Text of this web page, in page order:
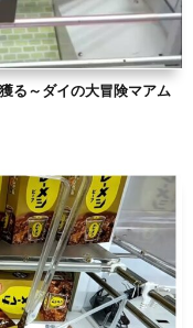
る～ダイの大冒険マアム